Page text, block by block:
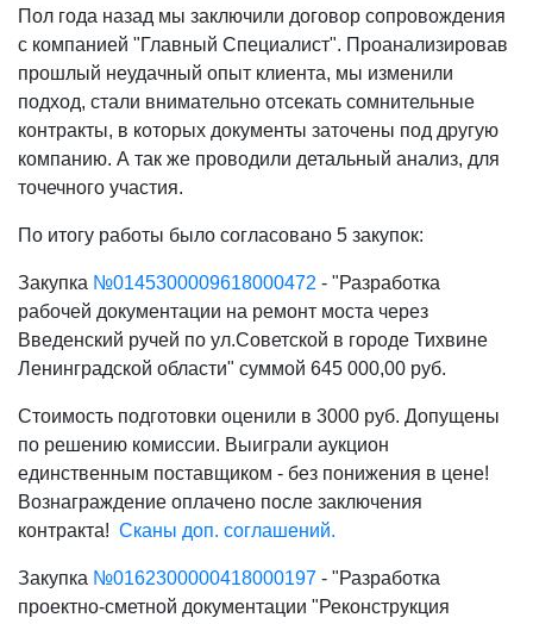
Пол года назад мы заключили договор сопровождения
с компанией "Главный Специалист". Проанализировав
прошлый неудачный опыт клиента, мы изменили
подход, стали внимательно отсекать сомнительные
контракты, в которых документы заточены под другую
компанию. А так же проводили детальный анализ, для
точечного участия.
По итогу работы было согласовано 5 закупок:
Закупка №0145300009618000472 - "Разработка
рабочей документации на ремонт моста через
Введенский ручей по ул.Советской в городе Тихвине
Ленинградской области" суммой 645 000,00 руб.
Стоимость подготовки оценили в 3000 руб. Допущены
по решению комиссии. Выиграли аукцион
единственным поставщиком - без понижения в цене!
Вознаграждение оплачено после заключения
контракта! Сканы доп. соглашений.
Закупка №0162300000418000197 - "Разработка
проектно-сметной документации "Реконструкция